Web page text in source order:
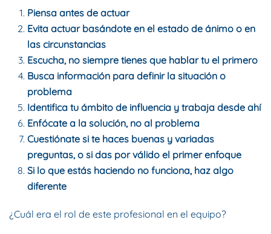
Piensa antes de actuar
Evita actuar basándote en el estado de ánimo o en
las circunstancias
Escucha, no siempre tienes que hablar tu el primero
Busca información para definir la situación o
problema
Identifica tu ámbito de influencia y trabaja desde ahí
Enfócate a la solución, no al problema
Cuestiónate si te haces buenas y variadas
preguntas, o si das por válido el primer enfoque
Si lo que estás haciendo no funciona, haz algo
diferente
¿Cuál era el rol de este profesional en el equipo?